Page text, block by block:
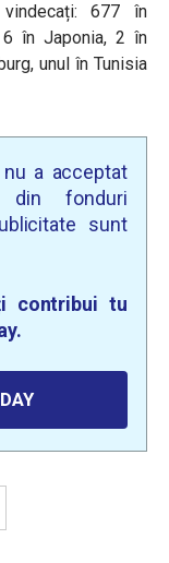
677 în
6 în Japonia, 2 în
unul în Tunisia
a acceptat
fonduri
sunt
contribui tu